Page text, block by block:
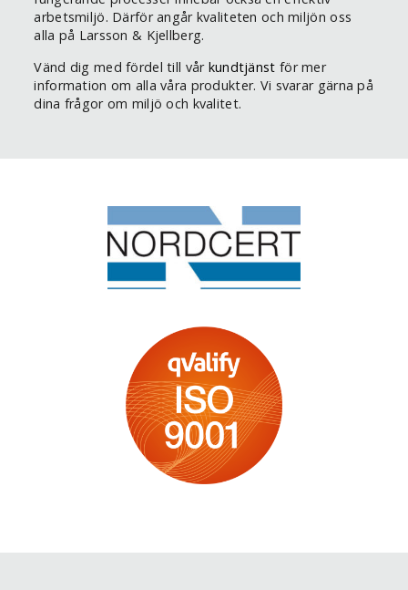
arbetsmiljö. Därför angår kvaliteten och miljön oss
alla på Larsson & Kjellberg.
Vänd dig med fördel till vår kundtjänst för mer
information om alla våra produkter. Vi svarar gärna på
dina frågor om miljö och kvalitet.